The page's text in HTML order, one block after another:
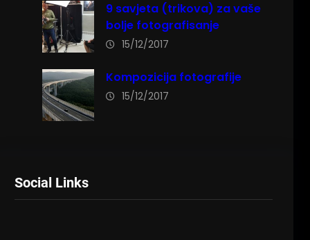
9 savjeta (trikova) za vaše
bolje fotografisanje
15/12/2017
Kompozicija fotografije
15/12/2017
Social Links